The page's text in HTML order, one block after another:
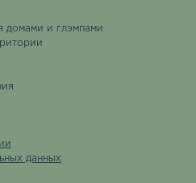
данных
домами и глэмпами